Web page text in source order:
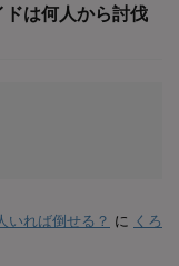
ドは何人から討伐
いれば倒せる？ に くろ